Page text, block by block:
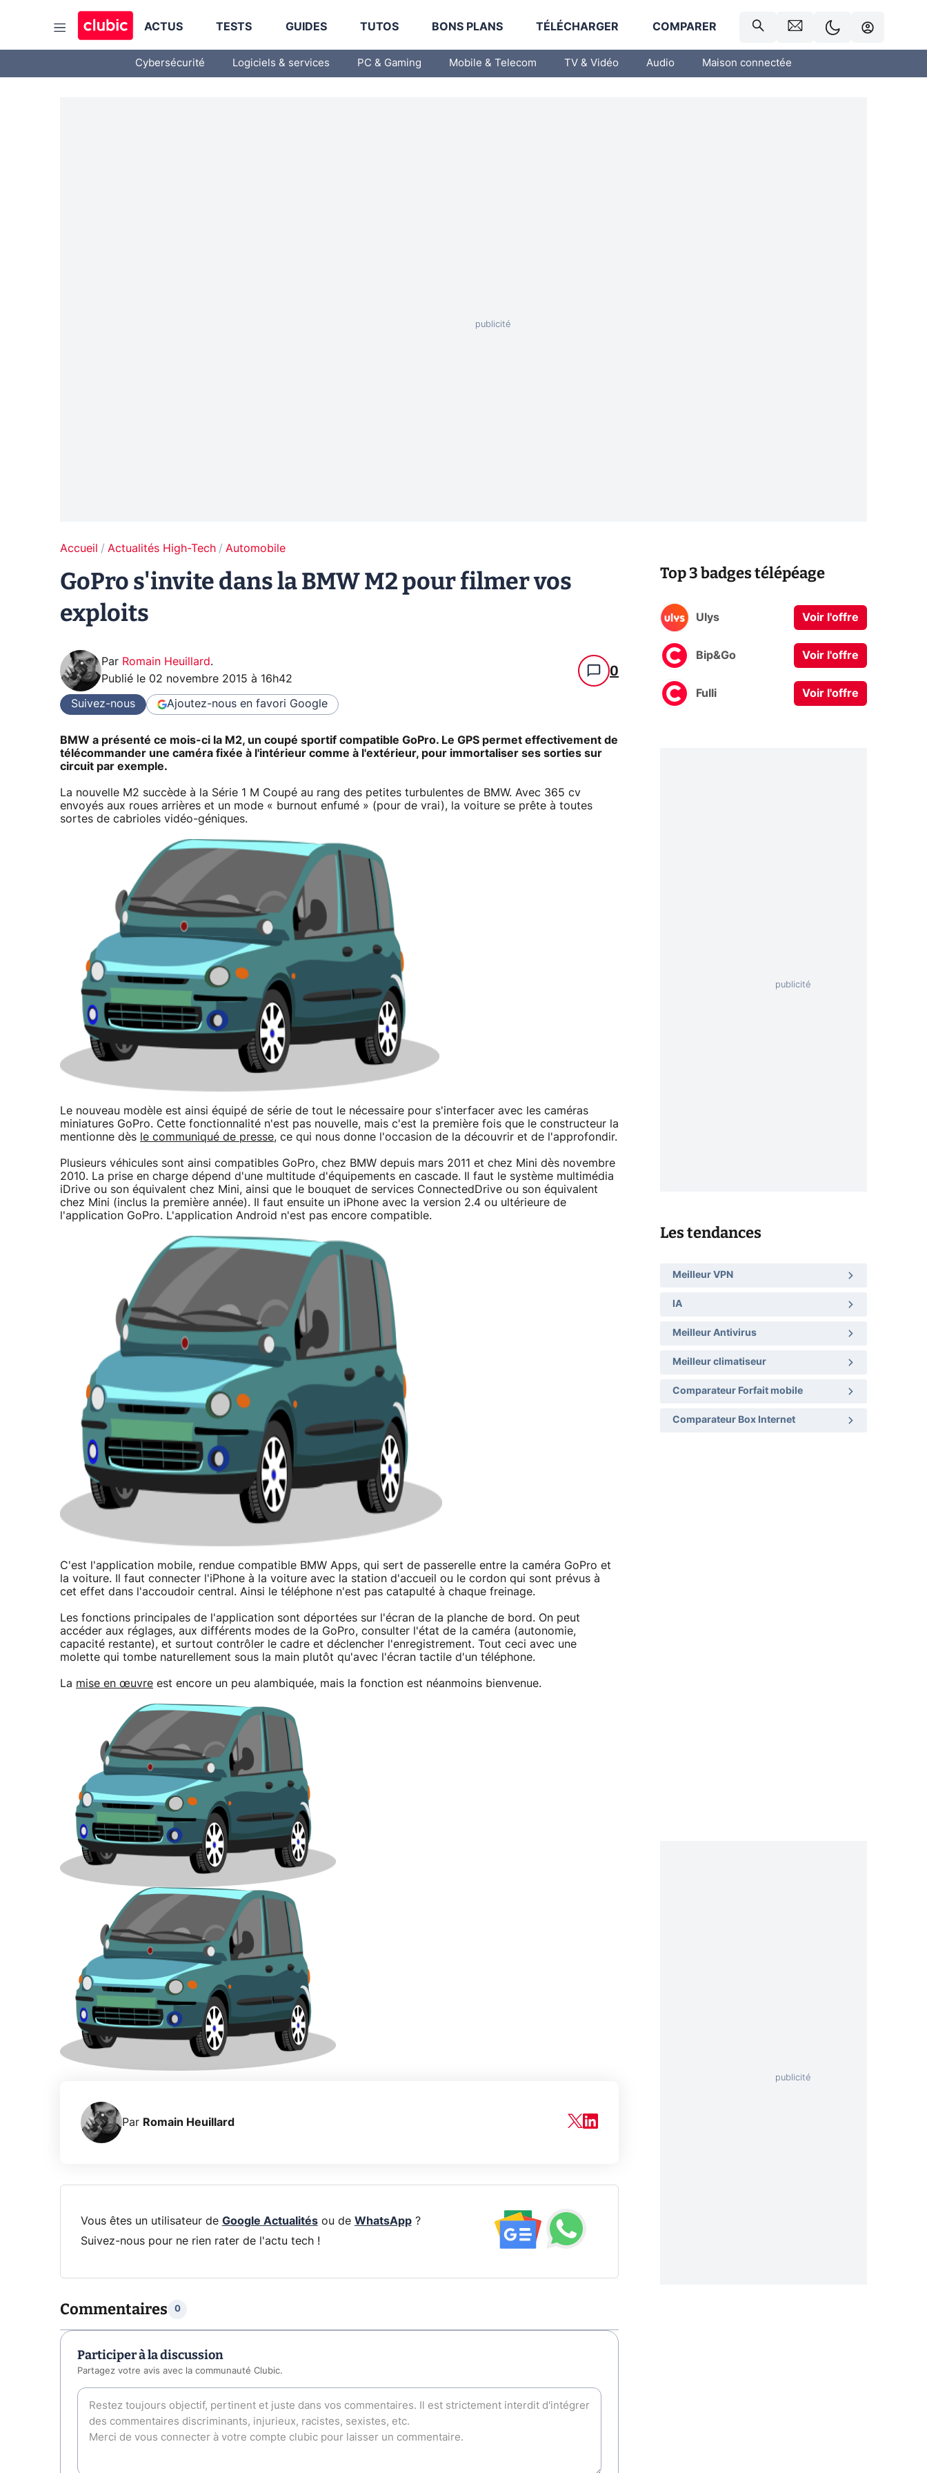
ACTUS TESTS GUIDES TUTOS BONS PLANS TÉLÉCHARGER COMPARER
Cybersécurité Logiciels & services PC & Gaming Mobile & Telecom TV & Vidéo Audio Maison connectée
Accueil Actualités High-Tech Automobile
GoPro s'invite dans la BMW M2 pour filmer vos
exploits
Par Romain Heuillard.
Publié le 02 novembre 2015 à 16h42 0
Suivez-nous Ajoutez-nous en favori Google
BMW a présenté ce mois-ci la M2, un coupé sportif compatible GoPro. Le GPS permet effectivement de
télécommander une caméra fixée à l'intérieur comme à l'extérieur, pour immortaliser ses sorties sur
circuit par exemple.
La nouvelle M2 succède à la Série 1 M Coupé au rang des petites turbulentes de BMW. Avec 365 cv
envoyés aux roues arrières et un mode « burnout enfumé » (pour de vrai), la voiture se prête à toutes
sortes de cabrioles vidéo-géniques.
Le nouveau modèle est ainsi équipé de série de tout le nécessaire pour s'interfacer avec les caméras
miniatures GoPro. Cette fonctionnalité n'est pas nouvelle, mais c'est la première fois que le constructeur la
mentionne dès le communiqué de presse, ce qui nous donne l'occasion de la découvrir et de l'approfondir.
Plusieurs véhicules sont ainsi compatibles GoPro, chez BMW depuis mars 2011 et chez Mini dès novembre
2010. La prise en charge dépend d'une multitude d'équipements en cascade. Il faut le système multimédia
iDrive ou son équivalent chez Mini, ainsi que le bouquet de services ConnectedDrive ou son équivalent
chez Mini (inclus la première année). Il faut ensuite un iPhone avec la version 2.4 ou ultérieure de
l'application GoPro. L'application Android n'est pas encore compatible.
C'est l'application mobile, rendue compatible BMW Apps, qui sert de passerelle entre la caméra GoPro et
la voiture. Il faut connecter l'iPhone à la voiture avec la station d'accueil ou le cordon qui sont prévus à
cet effet dans l'accoudoir central. Ainsi le téléphone n'est pas catapulté à chaque freinage.
Les fonctions principales de l'application sont déportées sur l'écran de la planche de bord. On peut
accéder aux réglages, aux différents modes de la GoPro, consulter l'état de la caméra (autonomie,
capacité restante), et surtout contrôler le cadre et déclencher l'enregistrement. Tout ceci avec une
molette qui tombe naturellement sous la main plutôt qu'avec l'écran tactile d'un téléphone.
La mise en œuvre est encore un peu alambiquée, mais la fonction est néanmoins bienvenue.
Par Romain Heuillard
Vous êtes un utilisateur de Google Actualitésou de WhatsApp?
Suivez-nous pour ne rien rater de l'actu tech !
Commentaires 0
Participer à la discussion
Partagez votre avis avec la communauté Clubic.
Top 3 badges télépéage
Ulys Voir l'offre
Bip&Go Voir l'offre
Fulli Voir l'offre
Les tendances
Meilleur VPN
IA
Meilleur Antivirus
Meilleur climatiseur
Comparateur Forfait mobile
Comparateur Box Internet